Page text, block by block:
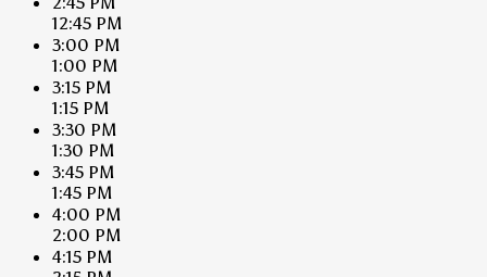
12:45 PM
3:00 PM
1:00 PM
3:15 PM
1:15 PM
3:30 PM
1:30 PM
3:45 PM
1:45 PM
4:00 PM
2:00 PM
4:15 PM